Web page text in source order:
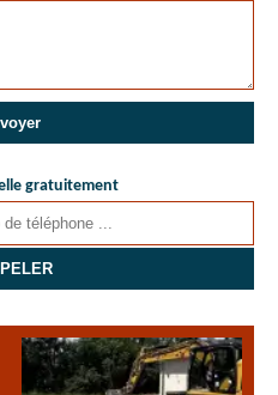
gratuitement